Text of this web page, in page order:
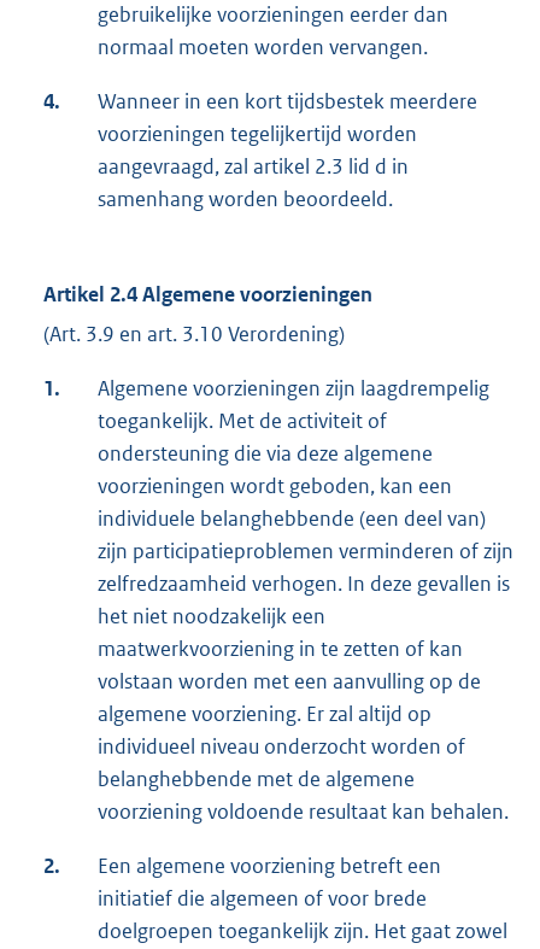
gebruikelijke voorzieningen eerder dan
normaal moeten worden vervangen.
4.
Wanneer in een kort tijdsbestek meerdere
voorzieningen tegelijkertijd worden
aangevraagd, zal artikel 2.3 lid d in
samenhang worden beoordeeld.
Artikel 2.4 Algemene voorzieningen
(Art. 3.9 en art. 3.10 Verordening)
1.
Algemene voorzieningen zijn laagdrempelig
toegankelijk. Met de activiteit of
ondersteuning die via deze algemene
voorzieningen wordt geboden, kan een
individuele belanghebbende (een deel van)
zijn participatieproblemen verminderen of zijn
zelfredzaamheid verhogen. In deze gevallen is
het niet noodzakelijk een
maatwerkvoorziening in te zetten of kan
volstaan worden met een aanvulling op de
algemene voorziening. Er zal altijd op
individueel niveau onderzocht worden of
belanghebbende met de algemene
voorziening voldoende resultaat kan behalen.
2.
Een algemene voorziening betreft een
initiatief die algemeen of voor brede
doelgroepen toegankelijk zijn. Het gaat zowel